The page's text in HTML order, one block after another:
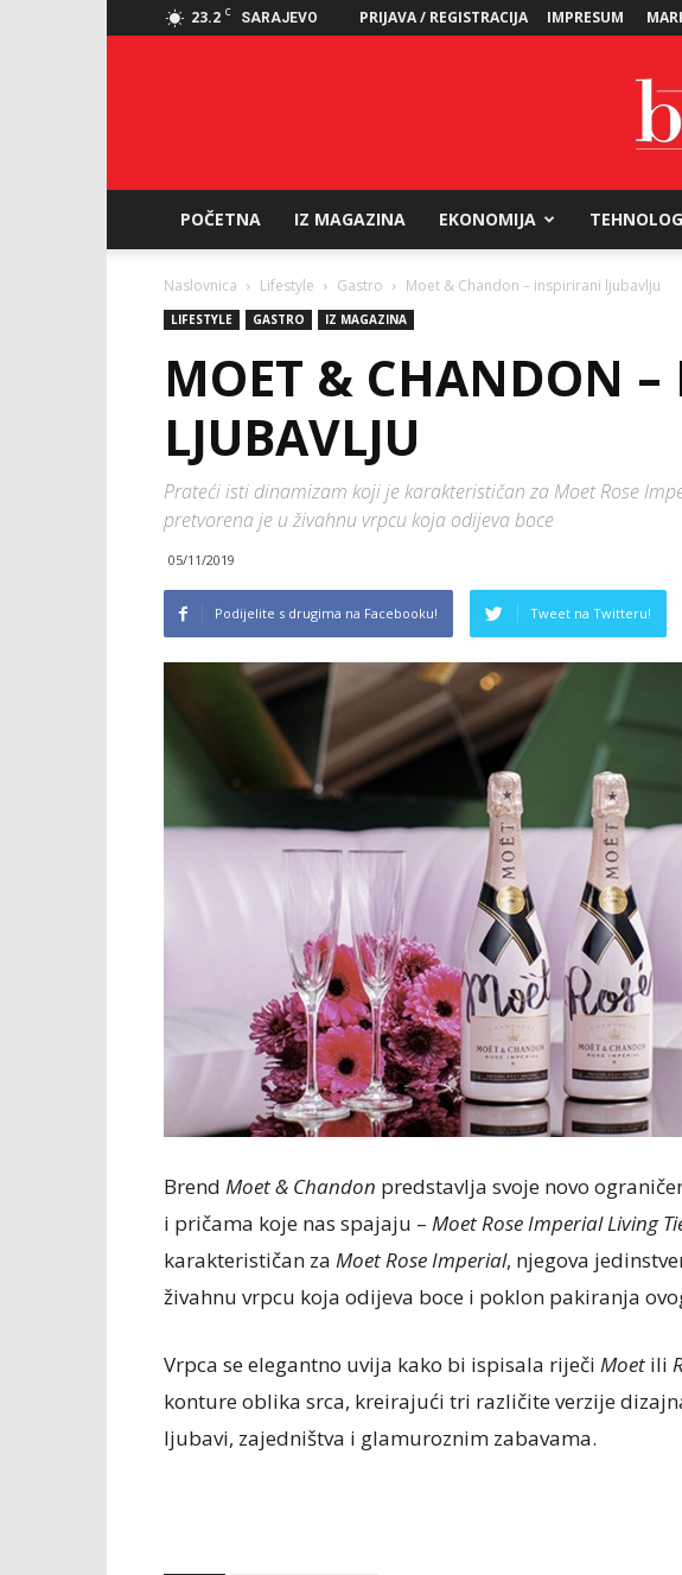
23.2 C SARAJEVO PRIJAVA / REGISTRACIJA IMPRESUM
POČETNA IZ MAGAZINA EKONOMIJA
Naslovnica Lifestyle Gastro Moet & Chandon – inspirirani ljubavlju
LIFESTYLE GASTRO IZ MAGAZINA
MOET & CHANDON
LJUBAVLJU
Prateći isti dinamizam koji je karakterističan za Moet Rose
pretvorena je u živahnu vrpcu koja odijeva boce
05/11/2019
Podijelite s drugima na Facebooku! Tweet na Twitteru!
Brend Moet & Chandon predstavlja svoje novo
i pričama koje nas spajaju – Moet Rose Imperial Living
karakterističan za Moet Rose Imperial, njegova
živahnu vrpcu koja odijeva boce i poklon pakiranja
Vrpca se elegantno uvija kako bi ispisala riječi Moet ili
konture oblika srca, kreirajući tri različite verzije
ljubavi, zajedništva i glamuroznim zabavama.